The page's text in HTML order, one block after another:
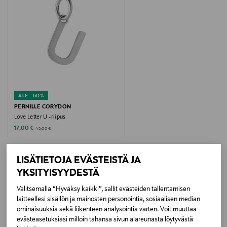
LISÄTIETOJA EVÄSTEISTÄ JA
YKSITYISYYDESTÄ
Valitsemalla “Hyväksy kaikki”, sallit evästeiden tallentamisen
laitteellesi sisällön ja mainosten personointia, sosiaalisen median
ominaisuuksia sekä liikenteen analysointia varten. Voit muuttaa
evästeasetuksiasi milloin tahansa sivun alareunasta löytyvästä
Puhdista koru pehmeällä liinalla. Vältä kosketusta
hajusteiden, kosmetiikan ja muiden kemikaalien
Koko
One size
Thaimaa
Valmistajan tuotenumero
P-960-S-W
ALE –60%
PERNILLE CORYDON
Love Letter U -riipus
Discounted Price
17,00 € Original Price
43,00 €
LISÄÄ KIINNOSTAVIA
TUOTTEITA